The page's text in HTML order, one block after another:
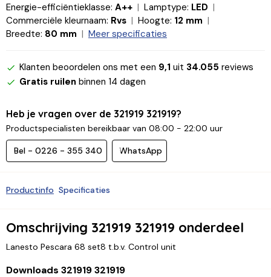
Energie-efficiëntieklasse: A++ Lamptype: LED
Commerciële kleurnaam: Rvs Hoogte: 12 mm
Breedte: 80 mm Meer specificaties
Klanten beoordelen ons met een 9,1 uit 34.055 reviews
Gratis ruilen binnen 14 dagen
Heb je vragen over de 321919 321919?
Productspecialisten bereikbaar van 08:00 - 22:00 uur
Bel - 0226 - 355 340 WhatsApp
Productinfo Specificaties
Omschrijving 321919 321919 onderdeel
Lanesto Pescara 68 set8 t.b.v. Control unit
Downloads 321919 321919